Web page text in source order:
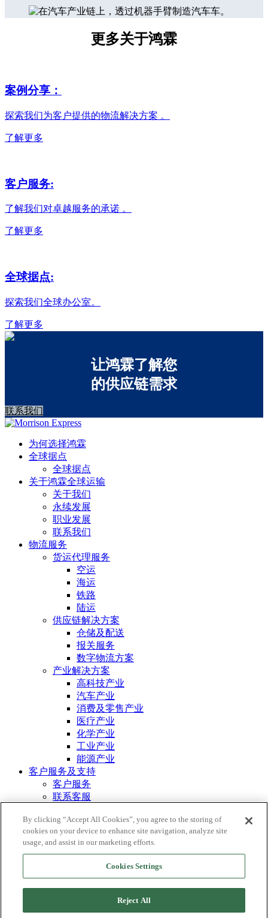
更多关于鸿霖
案例分享：
探索我们为客户提供的物流解决方案 。
了解更多
客户服务:
了解我们对卓越服务的承诺 。
了解更多
全球据点:
探索我们全球办公室。
了解更多
让鸿霖了解您
的供应链需求
联系我们
为何选择鸿霖
全球据点
全球据点
关于鸿霖全球运输
关于我们
永续发展
职业发展
联系我们
物流服务
货运代理服务
空运
海运
铁路
陆运
供应链解决方案
仓储及配送
报关服务
数字物流方案
产业解决方案
高科技产业
汽车产业
消费及零售产业
医疗产业
化学产业
工业产业
能源产业
客户服务及支持
客户服务
联系客服
资源
案例分享
© 2026 鸿霖全球运输。 保留所有权利。
信息安全声明
隐私政策
Cookie 设定
By clicking “Accept All Cookies”, you agree to the storing of
cookies on your device to enhance site navigation, analyze site
usage, and assist in our marketing efforts.
Cookies Settings
Reject All